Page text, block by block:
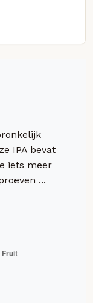
IPA bevat
iets meer
...